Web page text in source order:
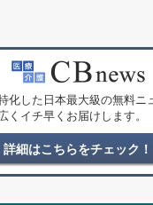
化した日本最大級の無料ニ
くイチ早くお届けします。
詳細はこちらをチェック！